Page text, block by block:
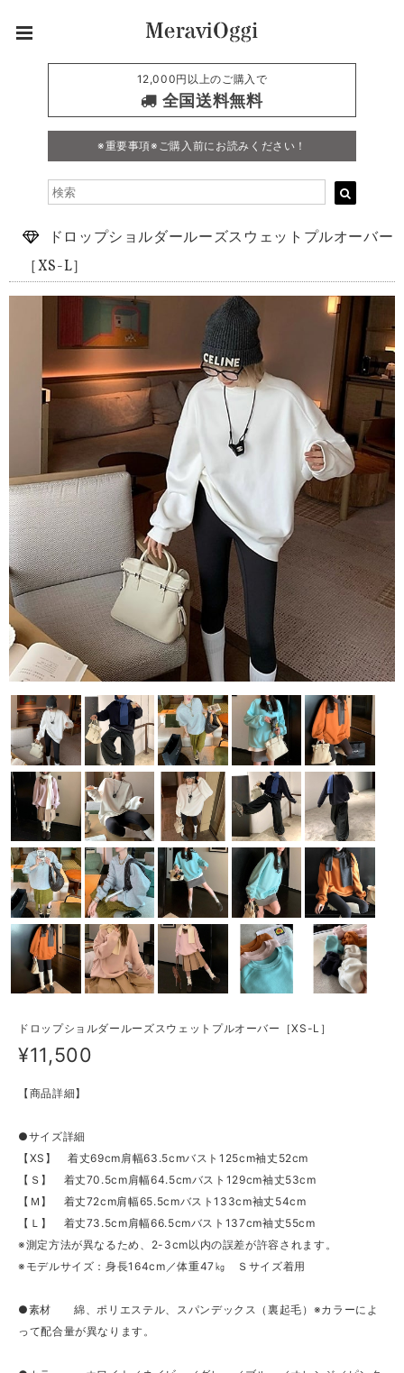
12,000円以上のご購入で
全国送料無料
※重要事項※ご購入前にお読みください！
ドロップショルダールーズスウェットプルオーバー
［XS-L］
ドロップショルダールーズスウェットプルオーバー［XS-L］
¥11,500
【商品詳細】
●サイズ詳細
【XS】 着丈69cm肩幅63.5cmバスト125cm袖丈52cm
【Ｓ】 着丈70.5cm肩幅64.5cmバスト129cm袖丈53cm
【Ｍ】 着丈72cm肩幅65.5cmバスト133cm袖丈54cm
【Ｌ】 着丈73.5cm肩幅66.5cmバスト137cm袖丈55cm
※測定方法が異なるため、2-3cm以内の誤差が許容されます。
※モデルサイズ：身長164cm／体重47㎏ Ｓサイズ着用
●素材 綿、ポリエステル、スパンデックス（裏起毛）※カラーによ
って配合量が異なります。